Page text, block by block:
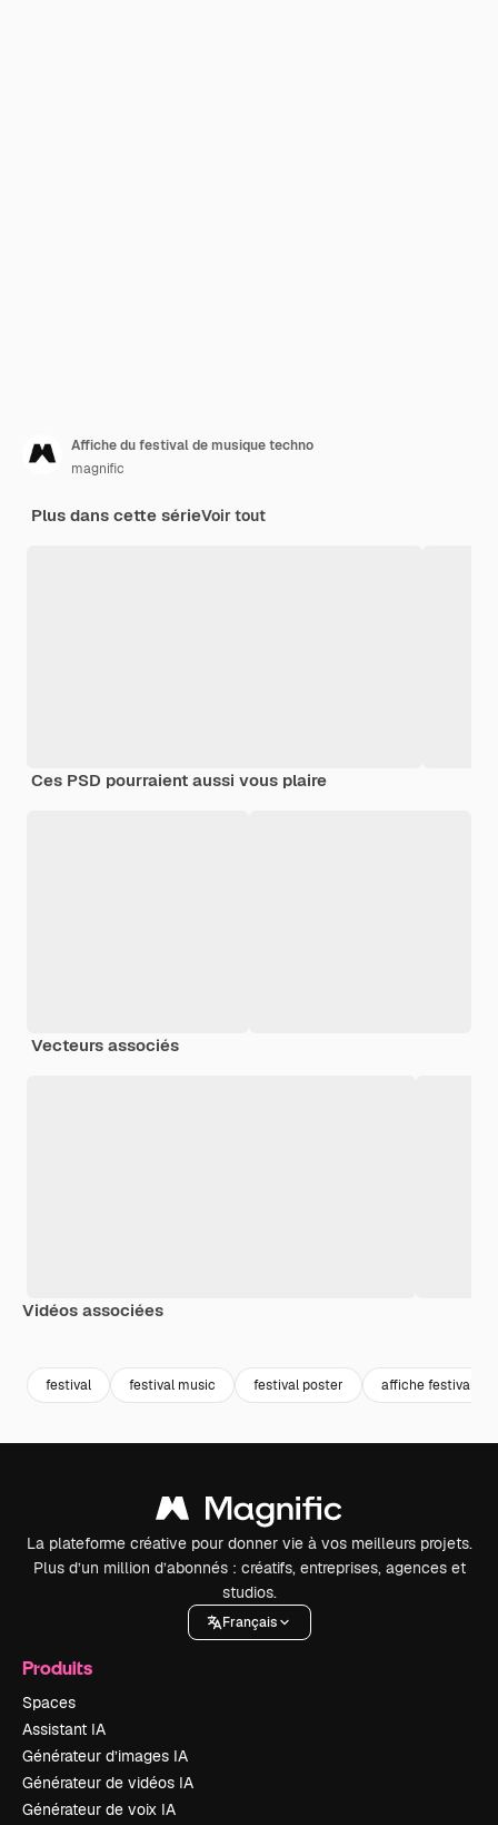
Affiche du festival de musique techno
magnific
Plus dans cette sérieVoir tout
Ces PSD pourraient aussi vous plaire
Vecteurs associés
Vidéos associées
festival festival music festival poster affiche festival
La plateforme créative pour donner vie à vos meilleurs projets.
Plus d’un million d’abonnés : créatifs, entreprises, agences et
studios.
Français
Produits
Spaces
Assistant IA
Générateur d’images IA
Générateur de vidéos IA
Générateur de voix IA